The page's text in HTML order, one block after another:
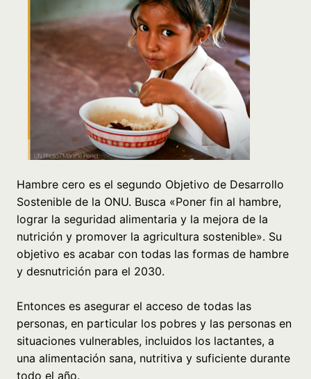
Hambre cero es el segundo Objetivo de Desarrollo
Sostenible de la ONU. Busca «Poner fin al hambre,
lograr la seguridad alimentaria y la mejora de la
nutrición y promover la agricultura sostenible». Su
objetivo es acabar con todas las formas de hambre
y desnutrición para el 2030.
Entonces es asegurar el acceso de todas las
personas, en particular los pobres y las personas en
situaciones vulnerables, incluidos los lactantes, a
una alimentación sana, nutritiva y suficiente durante
todo el año.